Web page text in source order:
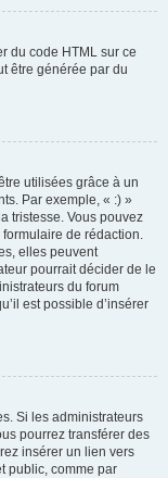
du code HTML sur ce
être générée par du
utilisées grâce à un
Par exemple, « :) »
tristesse. Vous pouvez
de rédaction.
elles peuvent
pourrait décider de le
du forum
est possible d’insérer
Si les administrateurs
pourrez transférer des
insérer un lien vers
public, comme par